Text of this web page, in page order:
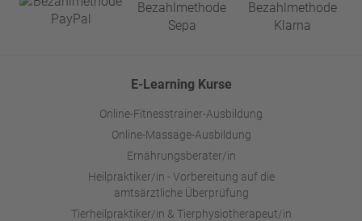
E-Learning Kurse
Online-Fitnesstrainer-Ausbildung
Online-Massage-Ausbildung
Ernährungsberater/in
Heilpraktiker/in - Vorbereitung auf die
amtsärztliche Überprüfung
Tierheilpraktiker/in & Tierphysiotherapeut/in